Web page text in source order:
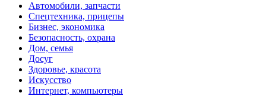
Автомобили, запчасти
Спецтехника, прицепы
Бизнес, экономика
Безопасность, охрана
Дом, семья
Досуг
Здоровье, красота
Искусство
Интернет, компьютеры